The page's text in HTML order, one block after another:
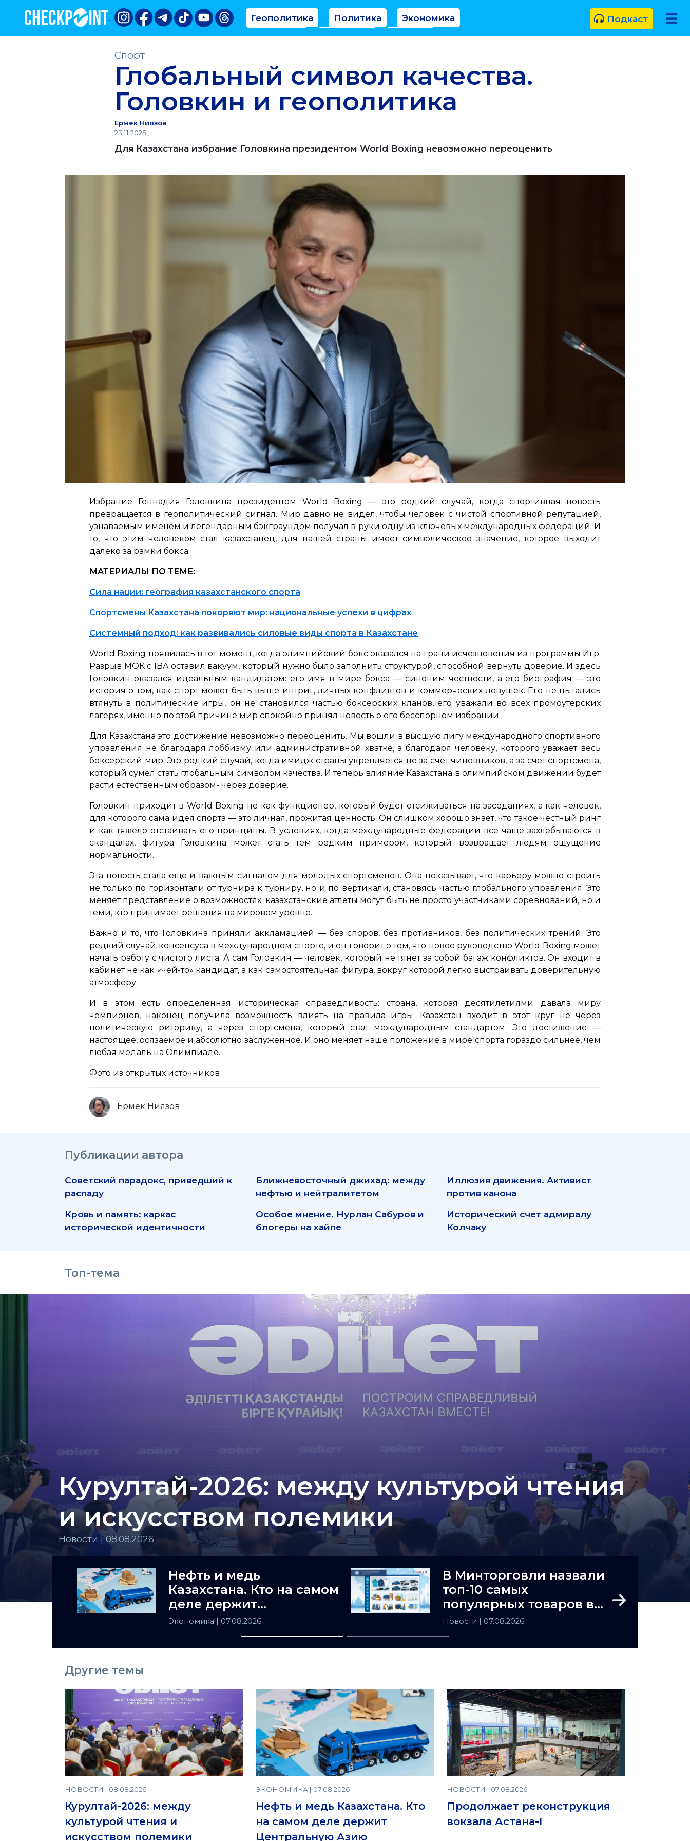
Геополитика Политика
Экономика
Аналитика
Интервью Мнение
Подкаст
Спорт
Глобальный символ качества.
Головкин и геополитика
Ермек Ниязов
23.11.2025
Для Казахстана избрание Головкина президентом World Boxing невозможно переоценить
Избрание Геннадия Головкина президентом World Boxing — это редкий случай, когда спортивная новость
превращается в геополитический сигнал. Мир давно не видел, чтобы человек с чистой спортивной репутацией,
узнаваемым именем и легендарным бэкграундом получал в руки одну из ключевых международных федераций. И
то, что этим человеком стал казахстанец, для нашей страны имеет символическое значение, которое выходит
далеко за рамки бокса.
МАТЕРИАЛЫ ПО ТЕМЕ:
Сила нации: география казахстанского спорта
Спортсмены Казахстана покоряют мир: национальные успехи в цифрах
Системный подход: как развивались силовые виды спорта в Казахстане
World Boxing появилась в тот момент, когда олимпийский бокс оказался на грани исчезновения из программы Игр.
Разрыв МОК с IBA оставил вакуум, который нужно было заполнить структурой, способной вернуть довериe. И здесь
Головкин оказался идеальным кандидатом: его имя в мире бокса — синоним честности, а его биография — это
история о том, как спорт может быть выше интриг, личных конфликтов и коммерческих ловушек. Его не пытались
втянуть в политические игры, он не становился частью боксерских кланов, его уважали во всех промоутерских
лагерях, именно по этой причине мир спокойно принял новость о его бесспорном избрании.
Для Казахстана это достижение невозможно переоценить. Мы вошли в высшую лигу международного спортивного
управления не благодаря лоббизму или административной хватке, а благодаря человеку, которого уважает весь
боксерский мир. Это редкий случай, когда имидж страны укрепляется не за счет чиновников, а за счет спортсмена,
который сумел стать глобальным символом качества. И теперь влияние Казахстана в олимпийском движении будет
расти естественным образом- через доверие.
Головкин приходит в World Boxing не как функционер, который будет отсиживаться на заседаниях, а как человек,
для которого сама идея спорта — это личная, прожитая ценность. Он слишком хорошо знает, что такое честный ринг
и как тяжело отстаивать его принципы. В условиях, когда международные федерации все чаще захлебываются в
скандалах, фигура Головкина может стать тем редким примером, который возвращает людям ощущение
нормальности.
Эта новость стала еще и важным сигналом для молодых спортсменов. Она показывает, что карьеру можно строить
не только по горизонтали от турнира к турниру, но и по вертикали, становясь частью глобального управления. Это
меняет представление о возможностях: казахстанские атлеты могут быть не просто участниками соревнований, но и
теми, кто принимает решения на мировом уровне.
Важно и то, что Головкина приняли аккламацией — без споров, без противников, без политических трений. Это
редкий случай консенсуса в международном спорте, и он говорит о том, что новое руководство World Boxing может
начать работу с чистого листа. А сам Головкин — человек, который не тянет за собой багаж конфликтов. Он входит в
кабинет не как «чей-то» кандидат, а как самостоятельная фигура, вокруг которой легко выстраивать доверительную
атмосферу.
И в этом есть определенная историческая справедливость: страна, которая десятилетиями давала миру
чемпионов, наконец получила возможность влиять на правила игры. Казахстан входит в этот круг не через
политическую риторику, а через спортсмена, который стал международным стандартом. Это достижение —
настоящее, осязаемое и абсолютно заслуженное. И оно меняет наше положение в мире спорта гораздо сильнее, чем
любая медаль на Олимпиаде.
Фото из открытых источников
Ермек Ниязов
Публикации автора
Советский парадокс, приведший к
распаду
Ближневосточный джихад: между
нефтью и нейтралитетом
Иллюзия движения. Активист
против канона
Кровь и память: каркас
исторической идентичности
Особое мнение. Нурлан Сабуров и
блогеры на хайпе
Исторический счет адмиралу
Колчаку
Топ-тема
Курултай-2026: между культурой чтения
и искусством полемики
Новости | 08.08.2026
Нефть и медь
Казахстана. Кто на самом
деле держит
Центральную Азию
Экономика | 07.08.2026
В Минторговли назвали
топ-10 самых
популярных товаров в
Казахстане
Новости | 07.08.2026
Next
Другие темы
НОВОСТИ | 08.08.2026
Курултай-2026: между
культурой чтения и
искусством полемики
ЭКОНОМИКА | 07.08.2026
Нефть и медь Казахстана. Кто
на самом деле держит
Центральную Азию
НОВОСТИ | 07.08.2026
Продолжает реконструкция
вокзала Астана-I